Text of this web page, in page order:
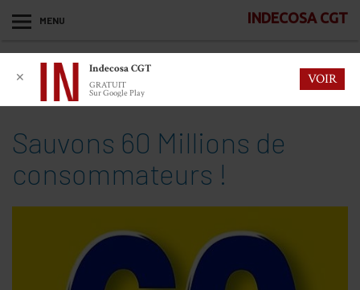
MENU INDECOSA CGT
Sauvons 60 Millions de
consommateurs !
✕
Indecosa CGT
GRATUIT
Sur Google Play
VOIR